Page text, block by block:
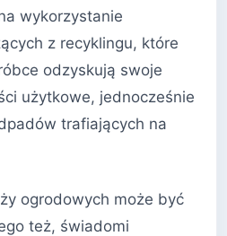
wykorzystanie
z recyklingu, które
odzyskują swoje
użytkowe, jednocześnie
trafiających na
ogrodowych może być
też, świadomi